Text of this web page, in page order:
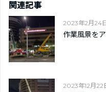
関連記事
2023年2月24
作業風景を
2023年12月22